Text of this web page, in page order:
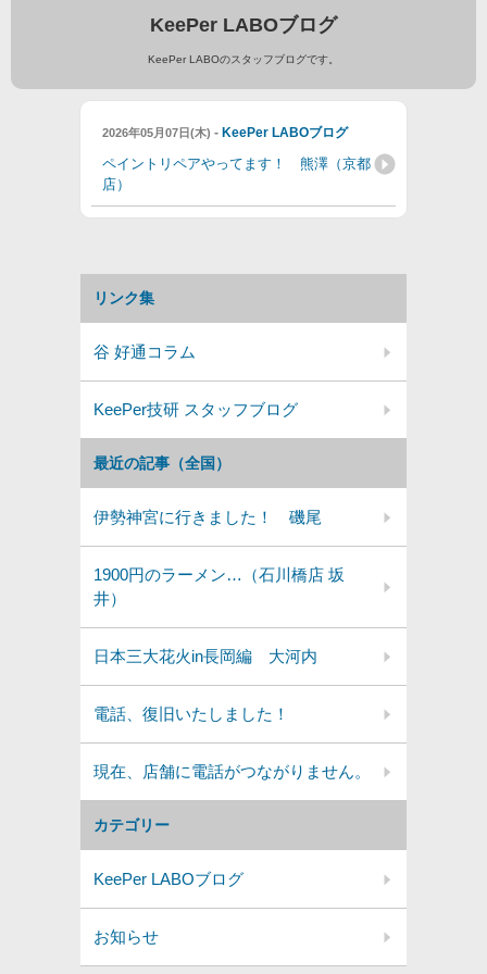
KeePer LABOブログ
KeePer LABOのスタッフブログです。
2026年05月07日(木) - KeePer LABOブログ
ペイントリペアやってます！ 熊澤（京都
店）
カテゴリー
KeePer LABOブログ
お知らせ
最近の記事（全国）
伊勢神宮に行きました！ 磯尾
1900円のラーメン…（石川橋店 坂
井）
日本三大花火in長岡編 大河内
電話、復旧いたしました！
現在、店舗に電話がつながりません。
リンク集
谷 好通コラム
KeePer技研 スタッフブログ